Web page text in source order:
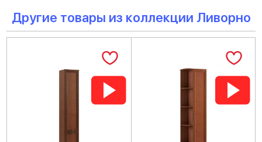
Другие товары из коллекции Ливорно